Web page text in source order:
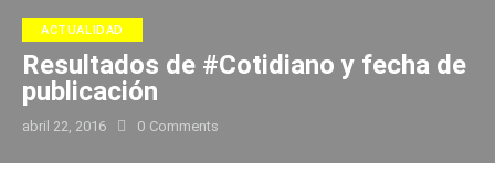
ACTUALIDAD
Resultados de #Cotidiano y fecha de
publicación
abril 22, 2016 0 Comments